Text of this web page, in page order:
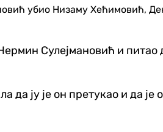
убио Низаму Хећимовић,
Сулејмановић и
ју је он претукао и да је